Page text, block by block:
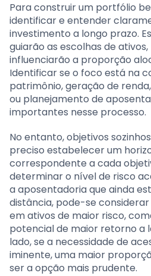
Para construir um portfólio
identificar e entender
investimento a longo prazo.
guiarão as escolhas de
influenciarão a proporção
Identificar se o foco está na
patrimônio, geração de
ou planejamento de
importantes nesse processo.
No entanto, objetivos
preciso estabelecer um
correspondente a cada
determinar o nível de risco
a aposentadoria que ainda
distância, pode-se
em ativos de maior risco,
potencial de maior retorno a
lado, se a necessidade de
iminente, uma maior
ser a opção mais prudente.